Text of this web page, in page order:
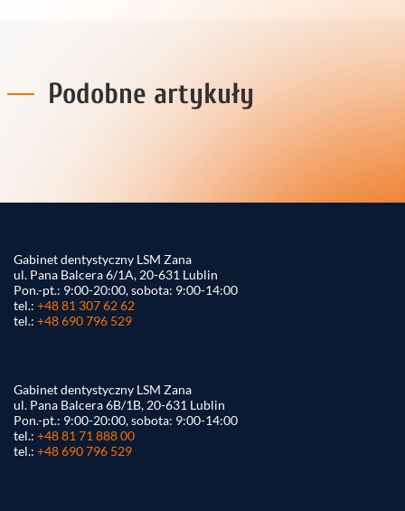
Podobne artykuły
Gabinet dentystyczny LSM Zana
ul. Pana Balcera 6/1A, 20-631 Lublin
Pon.-pt.: 9:00-20:00, sobota: 9:00-14:00
tel.: +48 81 307 62 62
tel.: +48 690 796 529
Gabinet dentystyczny LSM Zana
ul. Pana Balcera 6B/1B, 20-631 Lublin
Pon.-pt.: 9:00-20:00, sobota: 9:00-14:00
tel.: +48 81 71 888 00
tel.: +48 690 796 529